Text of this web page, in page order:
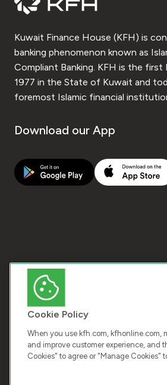
Kuwait Finance House (KFH) is
banking phenomenon known as
Compliant Banking. KFH is the first
1977 in the State of Kuwait and
foremost Islamic financial
Download our App
Cookie Policy
When you use kfh.com, kfhonline.com,
and improve customer experience, and
Cookies" to agree or "Manage Cookies"